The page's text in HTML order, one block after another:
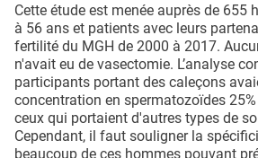
Cette étude est menée auprès de 655
à 56 ans et patients avec leurs
fertilité du MGH de 2000 à 2017.
n'avait eu de vasectomie. L’analyse
participants portant des caleçons
concentration en spermatozoïdes
ceux qui portaient d'autres types de
Cependant, il faut souligner la
beaucoup de ces hommes pouvant